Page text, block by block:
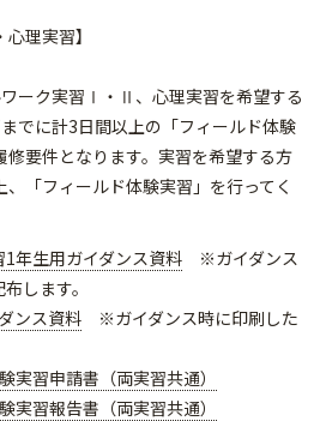
理実習】
ーク実習Ⅰ・Ⅱ、心理実習を希望する
でに計3日間以上の「フィールド体験
要件となります。実習を希望する方
「フィールド体験実習」を行ってく
年生用ガイダンス資料 ※ガイダンス
します。
ンス資料 ※ガイダンス時に印刷した
実習申請書（両実習共通）
実習報告書（両実習共通）